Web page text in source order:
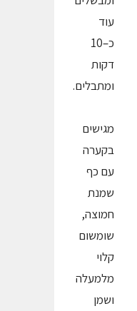
עוד
כ–10
דקות
ומתבלים.
מגישים
בקערה
עם כף
שמנת
חמוצה,
שומשום
קלוי
מלמעלה
ושמן